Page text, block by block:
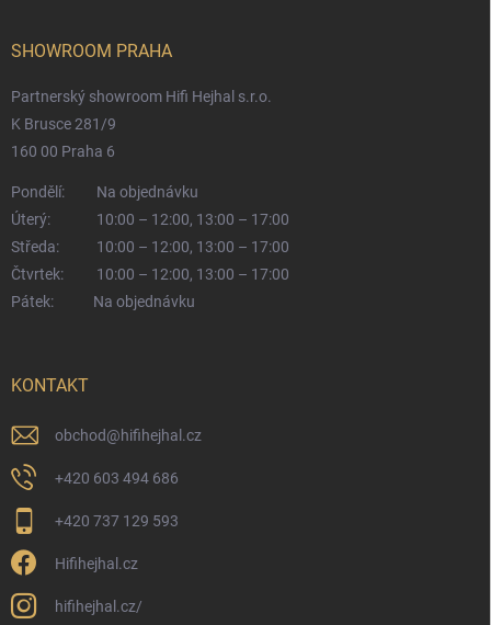
SHOWROOM PRAHA
Partnerský showroom Hifi Hejhal s.r.o.
K Brusce 281/9
160 00 Praha 6
Pondělí:
Na objednávku
Úterý:
10:00 – 12:00, 13:00 – 17:00
Středa:
10:00 – 12:00, 13:00 – 17:00
Čtvrtek:
10:00 – 12:00, 13:00 – 17:00
Pátek:
Na objednávku
KONTAKT
obchod@hifihejhal.cz
+420 603 494 686
+420 737 129 593
Hifihejhal.cz
hifihejhal.cz/